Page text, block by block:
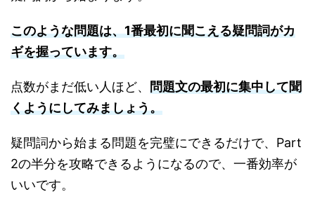
このような問題は、1番最初に聞こえる疑問詞がカ
ギを握っています。
点数がまだ低い人ほど、 問題文の最初に集中して聞
くようにしてみましょう。
疑問詞から始まる問題を完璧にできるだけで、Part
2の半分を攻略できるようになるので、一番効率が
いいです。